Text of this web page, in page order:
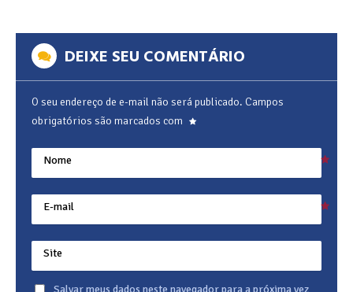
DEIXE SEU COMENTÁRIO
O seu endereço de e-mail não será publicado. Campos
obrigatórios são marcados com
Nome
E-mail
Site
Salvar meus dados neste navegador para a próxima vez